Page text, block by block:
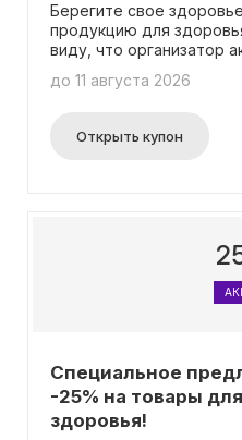
Берегите свое
продукцию для
виду, что организатор
со скидкой на
до 11 августа 2026
Открыть купон
Специальное
-25% на товары
здоровья!